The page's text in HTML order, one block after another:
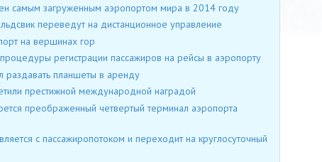
самым загруженным аэропортом мира в 2014 году
переведут на дистанционное управление
на вершинах гор
процедуры регистрации пассажиров на рейсы в аэропорту
раздавать планшеты в аренду
престижной международной наградой
преображенный четвертый терминал аэропорта
с пассажиропотоком и переходит на круглосуточный